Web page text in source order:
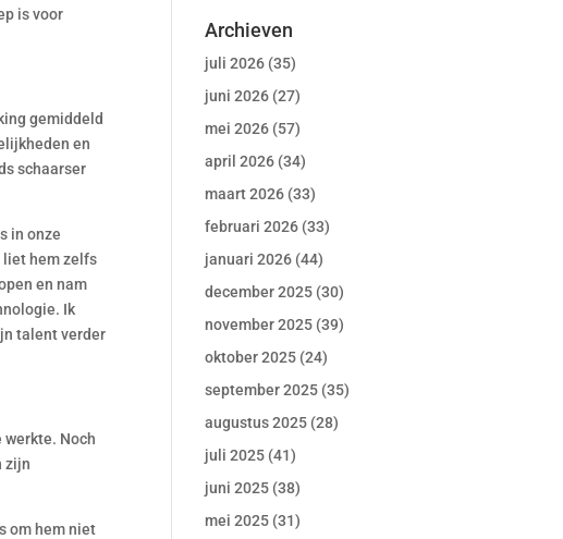
is voor
gemiddeld
en
schaarser
in onze
liet hem zelfs
en nam
Ik
talent verder
Noch
zijn
om hem niet
Archieven
juli 2026 (35)
juni 2026 (27)
mei 2026 (57)
april 2026 (34)
maart 2026 (33)
februari 2026 (33)
januari 2026 (44)
december 2025 (30)
november 2025 (39)
oktober 2025 (24)
september 2025 (35)
augustus 2025 (28)
juli 2025 (41)
juni 2025 (38)
mei 2025 (31)